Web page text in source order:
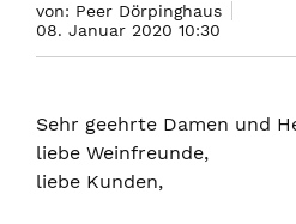
von: Peer Dörpinghaus
08. Januar 2020 10:30
Sehr geehrte Damen und
liebe Weinfreunde,
liebe Kunden,